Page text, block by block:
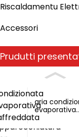
Riscaldamentu
Accessori
Prudutti
aria
evaporativa
raffreddata